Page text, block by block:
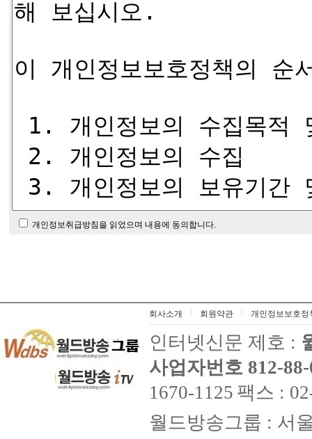
개인정보취급방침을 읽었으며 내용에 동의합니다.
회사소개 회원약관 개인정보보호정
인터넷신문 제호 :
사업자번호 812-
1670-1125 팩스 :
월드방송그룹 : 서